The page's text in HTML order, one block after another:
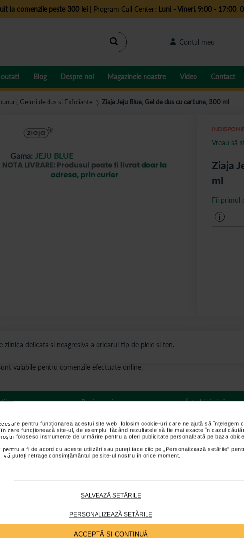
pentru funcționarea acestui site web, folosim cookie-uri care ne ajută să înțelegem
care funcționează site-ul, de exemplu, făcând rezultatele să fie mai exacte în cazul
folosesc instrumente de urmărire pentru a oferi publicitate personalizată pe baza
pentru a fi de acord cu aceste utilizări sau puteți face clic pe „Personalizează setările”
vă puteți retrage consimțământul pe site-ul nostru în orice moment.
SALVEAZĂ SETĂRILE
PERSONALIZEAZĂ SETĂRILE
ACCEPTĂ SI CONTINUĂ
la comenzile peste 300 lei| Program Call Center: Luni - Vineri, 9:00 - 17:00,
Cautare Contul meu
Blog Despre noi Magazinele noastre Video Contact
Geluri de dus si Exfoliante ❯ Ziaja Jeju Blue, Gel de dus cu carbune, 300 ml
Gama: JEJU BLUE
delicata si neagresiva a oricarui tip de piele si ten.
Ziaja
ml
Fii primul
i
Vreau să
valabile pentru comenzile efectuate online.
ml:
fie cea cu exces de sebuum;
300 ml:
Review-uri Întrebări și